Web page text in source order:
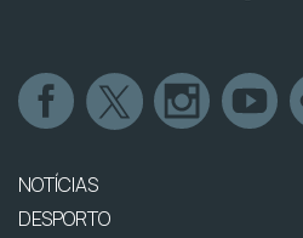
NOTÍCIAS
DESPORTO